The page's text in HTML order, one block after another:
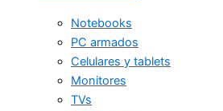
Notebooks
PC armados
Celulares y tablets
Monitores
TVs